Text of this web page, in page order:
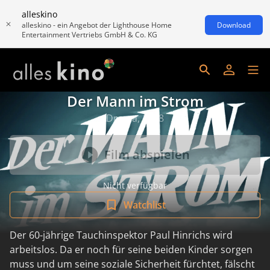
alleskino
alleskino - ein Angebot der Lighthouse Home
Entertainment Vertriebs GmbH & Co. KG
Download
Der Mann im Strom
Drama, 1958
Film abspielen
Nicht verfügbar
Watchlist
Der 60-jährige Tauchinspektor Paul Hinrichs wird
arbeitslos. Da er noch für seine beiden Kinder sorgen
muss und um seine soziale Sicherheit fürchtet, fälscht